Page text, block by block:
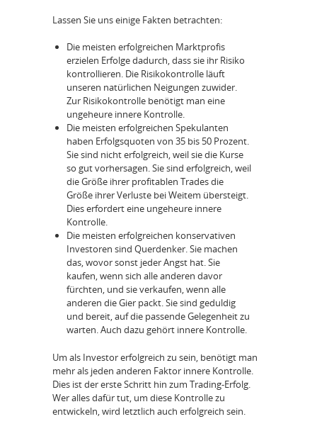
Lassen Sie uns einige Fakten betrachten:
Die meisten erfolgreichen Marktprofis
erzielen Erfolge dadurch, dass sie ihr Risiko
kontrollieren. Die Risikokontrolle läuft
unseren natürlichen Neigungen zuwider.
Zur Risikokontrolle benötigt man eine
ungeheure innere Kontrolle.
Die meisten erfolgreichen Spekulanten
haben Erfolgsquoten von 35 bis 50 Prozent.
Sie sind nicht erfolgreich, weil sie die Kurse
so gut vorhersagen. Sie sind erfolgreich, weil
die Größe ihrer profitablen Trades die
Größe ihrer Verluste bei Weitem übersteigt.
Dies erfordert eine ungeheure innere
Kontrolle.
Die meisten erfolgreichen konservativen
Investoren sind Querdenker. Sie machen
das, wovor sonst jeder Angst hat. Sie
kaufen, wenn sich alle anderen davor
fürchten, und sie verkaufen, wenn alle
anderen die Gier packt. Sie sind geduldig
und bereit, auf die passende Gelegenheit zu
warten. Auch dazu gehört innere Kontrolle.
Um als Investor erfolgreich zu sein, benötigt man
mehr als jeden anderen Faktor innere Kontrolle.
Dies ist der erste Schritt hin zum Trading-Erfolg.
Wer alles dafür tut, um diese Kontrolle zu
entwickeln, wird letztlich auch erfolgreich sein.